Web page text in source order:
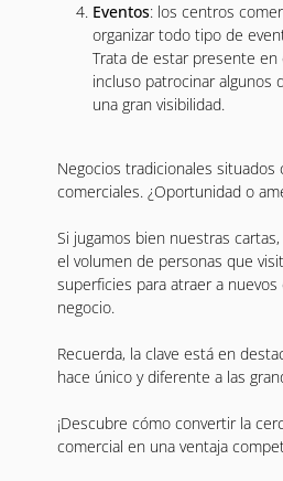
Eventos: los centros
organizar todo tipo de
Trata de estar presente
incluso patrocinar algunos
una gran visibilidad.
Negocios tradicionales situados
comerciales. ¿Oportunidad o
Si jugamos bien nuestras
el volumen de personas que
superficies para atraer a
negocio.
Recuerda, la clave está en
hace único y diferente a las
¡Descubre cómo convertir la
comercial en una ventaja